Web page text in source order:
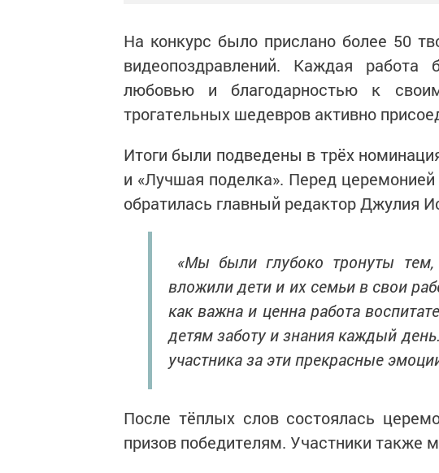
На конкурс было прислано более 50
видеопоздравлений. Каждая работа
любовью и благодарностью к
трогательных шедевров активно
Итоги были подведены в трёх
и «Лучшая поделка». Перед
обратилась главный редактор Джулия
«Мы были глубоко тронуты
вложили дети и их семьи в свои
как важна и ценна работа
детям заботу и знания каждый
участника за эти прекрасные
После тёплых слов состоялась
призов победителям. Участники также